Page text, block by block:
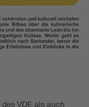
VDE als auch